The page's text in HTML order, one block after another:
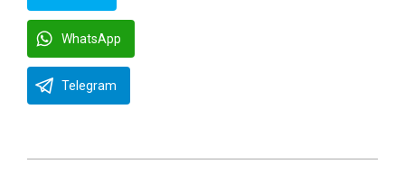
WhatsApp
Telegram